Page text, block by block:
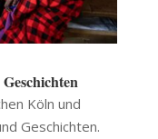
Köln und
Geschichten.